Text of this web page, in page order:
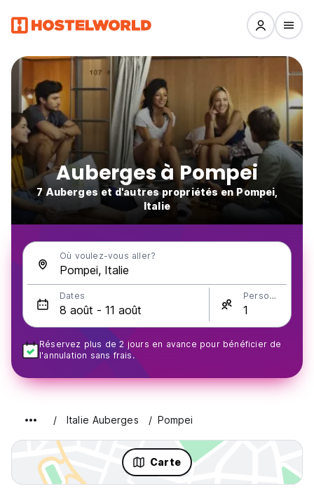
Auberges à Pompei
7 Auberges et d'autres propriétés en Pompei,
Italie
Où voulez-vous aller?
Dates Personnes
Réservez plus de 2 jours en avance pour bénéficier de
l'annulation sans frais.
Italie Auberges Pompei
Carte